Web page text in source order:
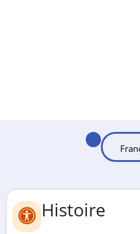
Histoire